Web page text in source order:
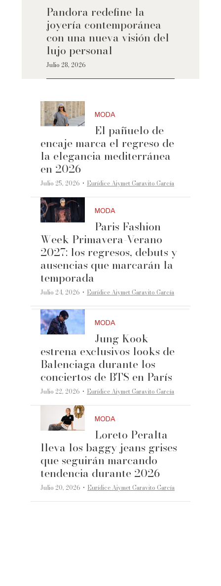
Pandora redefine la
joyería contemporánea
con una nueva visión del
lujo personal
Julio 28, 2026
MODA
El pañuelo de
encaje marca el regreso de
la elegancia mediterránea
en 2026
Julio 25, 2026 ·Eurídice Aiymet Garavito García
MODA
Paris Fashion
Week Primavera-Verano
2027: los regresos, debuts y
ausencias que marcarán la
temporada
Julio 24, 2026 ·Eurídice Aiymet Garavito García
MODA
Jung Kook
estrena exclusivos looks de
Balenciaga durante los
conciertos de BTS en París
Julio 22, 2026 ·Eurídice Aiymet Garavito García
MODA
Loreto Peralta
lleva los baggy jeans grises
que seguirán marcando
tendencia durante 2026
Julio 20, 2026 ·Eurídice Aiymet Garavito García